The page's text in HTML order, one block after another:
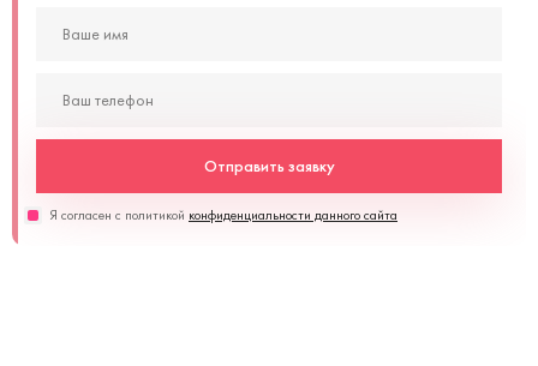
Отправить заявку
Я согласен с политикой конфиденциальности данного сайта